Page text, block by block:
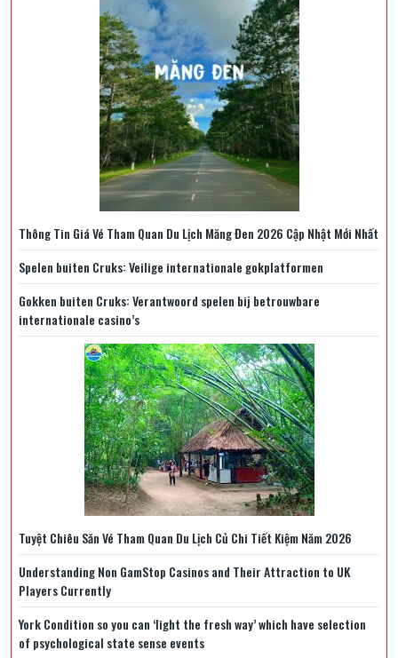
Thông Tin Giá Vé Tham Quan Du Lịch Măng Đen 2026 Cập Nhật Mới Nhất
Spelen buiten Cruks: Veilige internationale gokplatformen
Gokken buiten Cruks: Verantwoord spelen bij betrouwbare
internationale casino’s
Tuyệt Chiêu Săn Vé Tham Quan Du Lịch Củ Chi Tiết Kiệm Năm 2026
Understanding Non GamStop Casinos and Their Attraction to UK
Players Currently
York Condition so you can ‘light the fresh way’ which have selection
of psychological state sense events